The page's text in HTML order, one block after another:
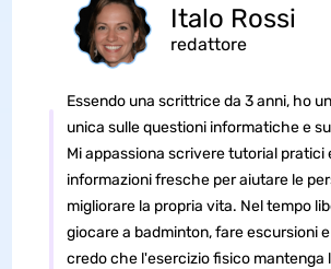
Italo Rossi
redattore
Essendo una scrittrice da 3 anni, ho
unica sulle questioni informatiche e
Mi appassiona scrivere tutorial pratici
informazioni fresche per aiutare le
migliorare la propria vita. Nel tempo
giocare a badminton, fare escursioni
credo che l'esercizio fisico mantenga